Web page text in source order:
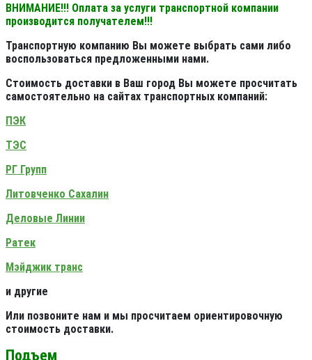
ВНИМАНИЕ!!! Оплата за услуги транспортной компании
производится получателем!!!
Транспортную компанию Вы можете выбрать сами либо
воспользоваться предложенными нами.
Стоимость доставки в Ваш город Вы можете просчитать
самостоятельно на сайтах транспортных компаний:
ПЭК
ТЭС
РГ Групп
Литовченко Сахалин
Деловые Линии
Ратек
Мэйджик транс
и другие
Или позвоните нам и мы просчитаем ориентировочную
стоимость доставки.
Подъем